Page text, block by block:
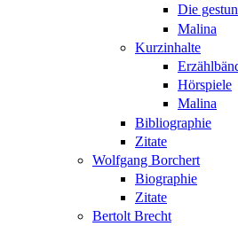
Die
Malina
Kurzinhalte
Hörspiele
Malina
Bibliographie
Zitate
Wolfgang Borchert
Biographie
Zitate
Bertolt Brecht